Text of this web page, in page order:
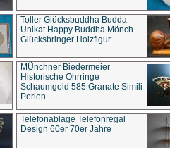
Toller Glücksbuddha Budda
Unikat Happy Buddha Mönch
Glücksbringer Holzfigur
MÜnchner Biedermeier
Historische Ohrringe
Schaumgold 585 Granate Simili
Perlen
Telefonablage Telefonregal
Design 60er 70er Jahre